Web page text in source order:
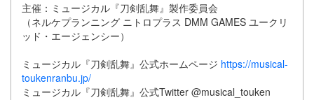
主催：ミュージカル『刀剣乱舞』製作委員会
（ネルケプランニング ニトロプラス DMM GAMES ユークリ
ッド・エージェンシー）
ミュージカル『刀剣乱舞』公式ホームページ https://musical-
toukenranbu.jp/
ミュージカル『刀剣乱舞』公式Twitter @musical_touken